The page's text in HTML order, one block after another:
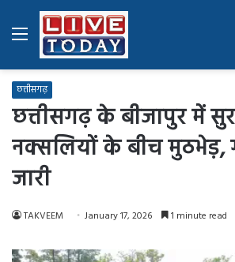
Menu
छत्तीसगढ़
छत्तीसगढ़ के बीजापुर में
नक्सलियों के बीच मुठभेड़,
जारी
TAKVEEM January 17, 2026 1 minute read